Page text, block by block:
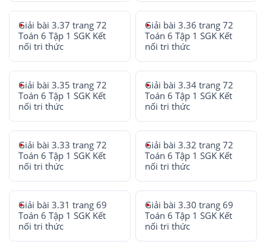
Giải bài 3.37 trang 72
Toán 6 Tập 1 SGK Kết
nối tri thức
Giải bài 3.36 trang 72
Toán 6 Tập 1 SGK Kết
nối tri thức
Giải bài 3.35 trang 72
Toán 6 Tập 1 SGK Kết
nối tri thức
Giải bài 3.34 trang 72
Toán 6 Tập 1 SGK Kết
nối tri thức
Giải bài 3.33 trang 72
Toán 6 Tập 1 SGK Kết
nối tri thức
Giải bài 3.32 trang 72
Toán 6 Tập 1 SGK Kết
nối tri thức
Giải bài 3.31 trang 69
Toán 6 Tập 1 SGK Kết
nối tri thức
Giải bài 3.30 trang 69
Toán 6 Tập 1 SGK Kết
nối tri thức